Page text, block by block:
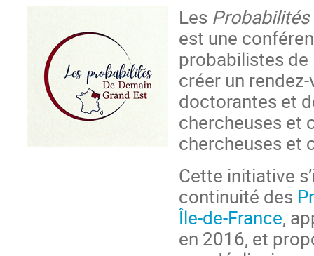
Les
est une
probabilistes de
créer un
doctorantes et
chercheuses et
chercheuses et
Cette initiative
continuité des
Île-de-France,
en 2016, et